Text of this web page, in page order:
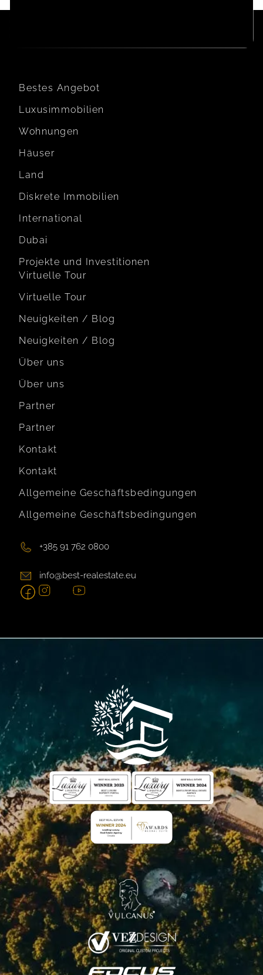
Bestes Angebot
Luxusimmobilien
Wohnungen
Häuser
Land
Diskrete Immobilien
International
Dubai
Projekte und Investitionen
Virtuelle Tour
Virtuelle Tour
Neuigkeiten / Blog
Neuigkeiten / Blog
Über uns
Über uns
Partner
Partner
Kontakt
Kontakt
Allgemeine Geschäftsbedingungen
Allgemeine Geschäftsbedingungen
+385 91 762 0800
info@best-realestate.eu